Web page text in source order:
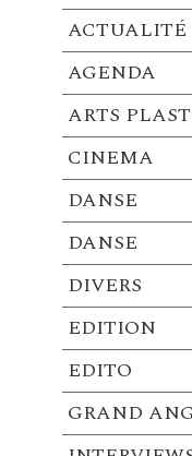
ACTUALITÉ
AGENDA
ARTS
CINEMA
DANSE
DANSE
DIVERS
EDITION
EDITO
GRAND